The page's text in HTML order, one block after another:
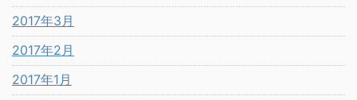
2017年3月
2017年2月
2017年1月